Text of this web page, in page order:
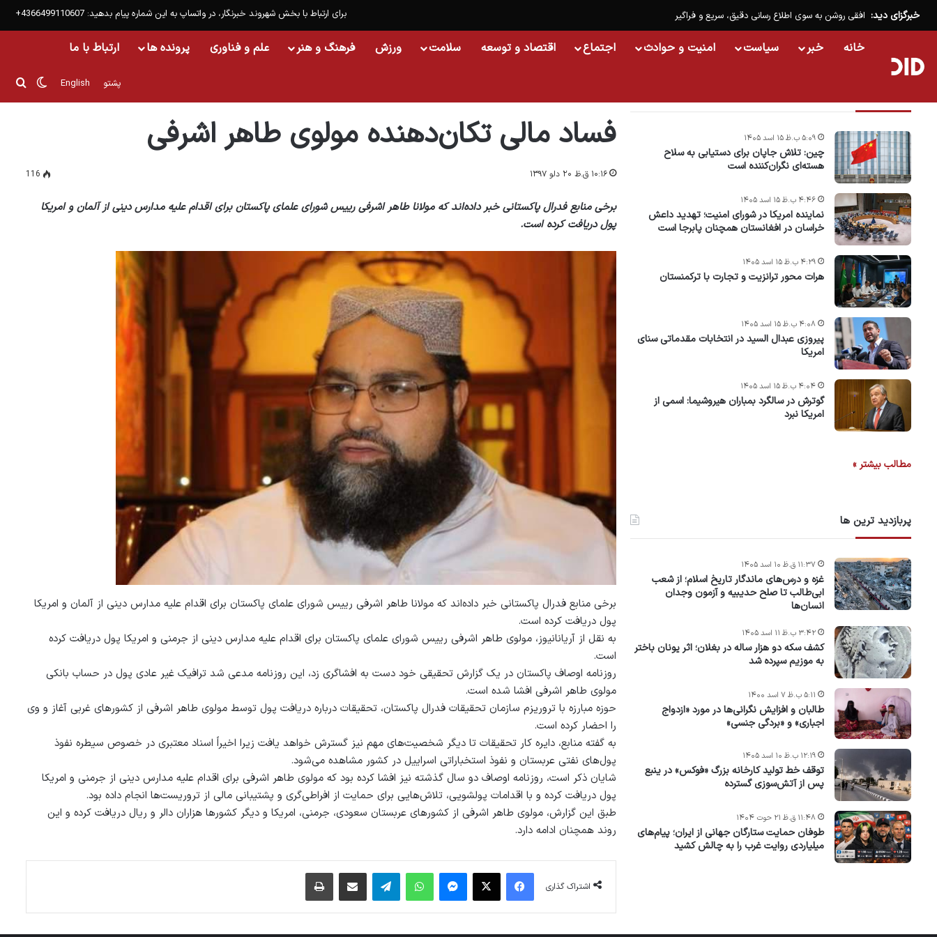
برای ارتباط با بخش شهروند خبرنگار، در واتساپ به این شماره پیام بدهید: 4366499110607+ خبرگزای دید: افقی روشن به سوی اطلاع رسانی دقیق، سریع و فراگیر
خانه خبر سیاست امنیت و حوادث اجتماع اقتصاد و توسعه سلامت ورزش فرهنگ و هنر علم و فناوری پرونده ها ارتباط با ما
English پشتو تغییر
فساد مالی تکان‌دهنده مولوی طاهر اشرفی
۱۰:۱۶ ق.ظ ۲۰ دلو ۱۳۹۷ 116
برخی منابع فدرال پاکستانی خبر داده‌اند که مولانا طاهر اشرفی رییس شورای علمای پاکستان برای اقدام علیه مدارس دینی از آلمان و امریکا
پول دریافت کرده است.
برخی منابع فدرال پاکستانی خبر داده‌اند که مولانا طاهر اشرفی رییس شورای علمای پاکستان برای اقدام علیه مدارس دینی از آلمان و امریکا
پول دریافت کرده است.
به نقل از آریانانیوز، مولوی طاهر اشرفی رییس شورای علمای پاکستان برای اقدام علیه مدارس دینی از جرمنی و امریکا پول دریافت کرده
است.
روزنامه اوصاف پاکستان در یک گزارش تحقیقی خود دست به افشاگری زد، این روزنامه مدعی شد ترافیک‌ غیر عادی پول در حساب بانکی
مولوی طاهر اشرفی افشا شده است.
حوزه مبارزه با تروریزم سازمان تحقیقات فدرال پاکستان، تحقیقات درباره دریافت پول توسط مولوی طاهر اشرفی از کشورهای غربی آغاز و وی
را احضار کرده است.
به گفته منابع، دایره کار تحقیقات تا دیگر شخصیت‌های مهم نیز گسترش خواهد یافت زیرا اخیراً اسناد معتبری در خصوص سیطره نفوذ
پول‌های نفتی عربستان و نفوذ استخباراتی اسراییل در کشور مشاهده می‌شود.
شایان ذکر است، روزنامه اوصاف دو سال گذشته نیز افشا کرده بود که مولوی طاهر اشرفی برای اقدام علیه مدارس دینی از جرمنی و امریکا
پول دریافت کرده و با اقدامات پولشویی، تلاش‌هایی برای حمایت از افراطی‌گری و پشتیبانی مالی از تروریست‌ها انجام داده بود.
طبق این گزارش، مولوی طاهر اشرفی از کشورهای عربستان سعودی، جرمنی، امریکا و دیگر کشورها هزاران دالر و ریال دریافت کرده و این
روند همچنان ادامه دارد.
اشتراک گذاری
فیس بوک X پیام رسان واتس آپ تلگرام اشتراک گذاری از طریق ایمیل چاپ
چین: تلاش جاپان برای دستیابی به سلاح
هسته‌ای نگران‌کننده است
۵:۰۹ ب.ظ ۱۵ اسد ۱۴۰۵
نماینده امریکا در شورای امنیت؛ تهدید داعش
خراسان در افغانستان همچنان پابرجا است
۴:۴۶ ب.ظ ۱۵ اسد ۱۴۰۵
هرات محور ترانزیت و تجارت با ترکمنستان
۴:۲۹ ب.ظ ۱۵ اسد ۱۴۰۵
پیروزی عبدال السید در انتخابات مقدماتی سنای
امریکا
۴:۰۸ ب.ظ ۱۵ اسد ۱۴۰۵
گوترش در سالگرد بمباران هیروشیما: اسمی از
امریکا نبرد
۴:۰۴ ب.ظ ۱۵ اسد ۱۴۰۵
مطالب بیشتر »
پربازدید ترین ها
غزه و درس‌های ماندگار تاریخ اسلام؛ از شعب
ابی‌طالب تا صلح حدیبیه و آزمون وجدان
انسان‌ها
۱۱:۳۷ ق.ظ ۱۰ اسد ۱۴۰۵
کشف سکه دو هزار ساله در بغلان؛ اثر یونان باختر
به موزیم سپرده شد
۳:۴۲ ب.ظ ۱۱ اسد ۱۴۰۵
طالبان و افزایش نگرانی‌ها در مورد «ازدواج
اجباری» و «بردگی جنسی»
۵:۱۱ ب.ظ ۷ اسد ۱۴۰۰
توقف خط تولید کارخانه بزرگ «فوکس» در ینبع
پس از آتش‌سوزی گسترده
۱۲:۱۹ ب.ظ ۱۰ اسد ۱۴۰۵
طوفان حمایت ستارگان جهانی از ایران؛ پیام‌های
میلیاردی روایت غرب را به چالش کشید
۱۱:۴۸ ق.ظ ۲۱ حوت ۱۴۰۴